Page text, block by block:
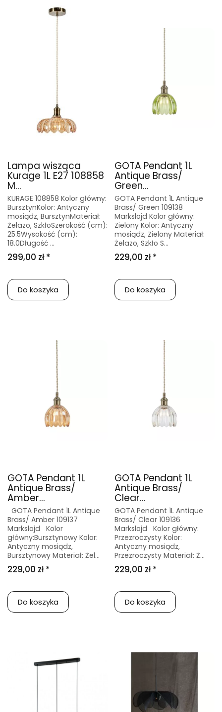
Lampa wisząca
Kurage 1L E27 108858
M...
KURAGE 108858 Kolor główny:
BursztynKolor: Antyczny
mosiądz, BursztynMateriał:
Żelazo, SzkłoSzerokość (cm):
25.5Wysokość (cm):
18.0Długość ...
299,00 zł *
Do koszyka
GOTA Pendant 1L
Antique Brass/
Green...
GOTA Pendant 1L Antique
Brass/ Green 109138
Markslojd Kolor główny:
Zielony Kolor: Antyczny
mosiądz, Zielony Materiał:
Żelazo, Szkło S...
229,00 zł *
Do koszyka
GOTA Pendant 1L
Antique Brass/
Amber...
GOTA Pendant 1L Antique
Brass/ Amber 109137
Markslojd Kolor
główny:Bursztynowy Kolor:
Antyczny mosiądz,
Bursztynowy Materiał: Żel...
229,00 zł *
Do koszyka
GOTA Pendant 1L
Antique Brass/
Clear...
GOTA Pendant 1L Antique
Brass/ Clear 109136
Markslojd Kolor główny:
Przezroczysty Kolor:
Antyczny mosiądz,
Przezroczysty Materiał: Ż...
229,00 zł *
Do koszyka